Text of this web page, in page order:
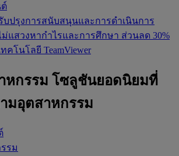
ต์
บปรุงการสนับสนุนและการดำเนินการ
ม่แสวงหากำไรและการศึกษา ส่วนลด 30%
คโนโลยี TeamViewer
หกรรม โซลูชันยอดนิยมที่
มอุตสาหกรรม
รม